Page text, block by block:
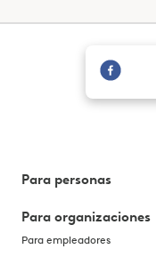
Para personas
Para organizaciones
Para empleadores